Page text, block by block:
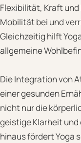
Flexibilität, Kraft
Mobilität bei und
Gleichzeitig hilft
allgemeine
Die Integration von
einer gesunden
nicht nur die
geistige Klarheit
hinaus fördert Yoga